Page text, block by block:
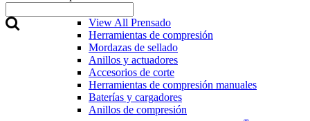
View All Prensado
Herramientas de compresión
Mordazas de sellado
Anillos y actuadores
Accesorios de corte
Herramientas de compresión manuales
Baterías y cargadores
Anillos de compresión